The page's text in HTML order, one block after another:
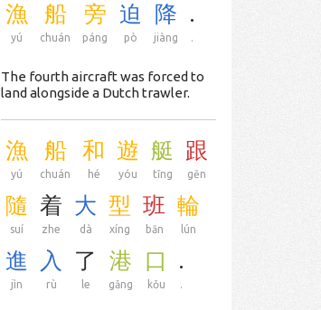
漁
yú
船
chuán
旁
páng
迫
pò
降
jiàng
.
.
The fourth aircraft was forced to
land alongside a Dutch trawler.
漁
yú
船
chuán
和
hé
遊
yóu
艇
tǐng
跟
gēn
隨
suí
着
zhe
大
dà
型
xíng
班
bān
輪
lún
進
jìn
入
rù
了
le
港
gǎng
口
kǒu
.
.